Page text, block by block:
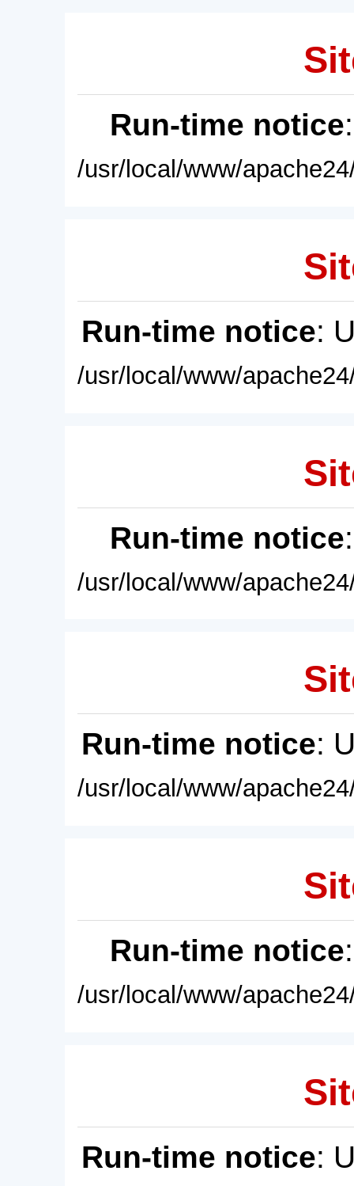
Run-time notice
/usr/local/www/
Run-time notice:
/usr/local/www/
Run-time notice
/usr/local/www/
Run-time notice:
/usr/local/www/
Run-time notice
/usr/local/www/
Run-time notice: